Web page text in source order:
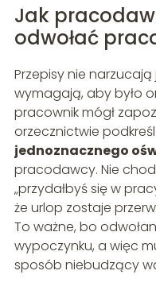
Jak
odwołać
Przepisy nie
wymagają, aby było
pracownik mógł
orzecznictwie
jednoznacznego
pracodawcy. Nie
„przydałbyś się w
że urlop zostaje
To ważne, bo
wypoczynku, a więc
sposób niebudzący